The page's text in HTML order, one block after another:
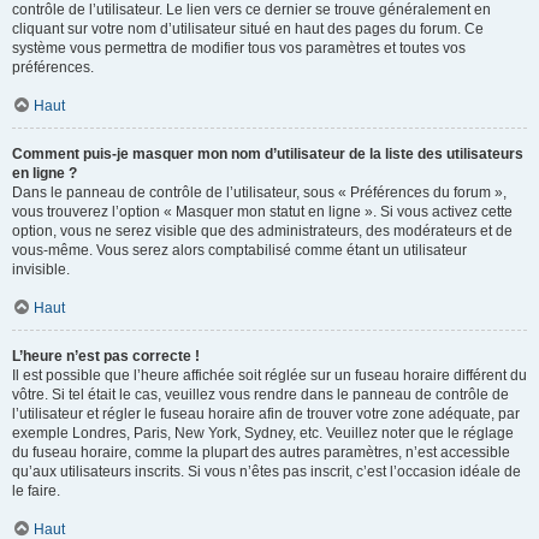
contrôle de l’utilisateur. Le lien vers ce dernier se trouve généralement en
cliquant sur votre nom d’utilisateur situé en haut des pages du forum. Ce
système vous permettra de modifier tous vos paramètres et toutes vos
préférences.
Haut
Comment puis-je masquer mon nom d’utilisateur de la liste des utilisateurs
en ligne ?
Dans le panneau de contrôle de l’utilisateur, sous « Préférences du forum »,
vous trouverez l’option « Masquer mon statut en ligne ». Si vous activez cette
option, vous ne serez visible que des administrateurs, des modérateurs et de
vous-même. Vous serez alors comptabilisé comme étant un utilisateur
invisible.
Haut
L’heure n’est pas correcte !
Il est possible que l’heure affichée soit réglée sur un fuseau horaire différent du
vôtre. Si tel était le cas, veuillez vous rendre dans le panneau de contrôle de
l’utilisateur et régler le fuseau horaire afin de trouver votre zone adéquate, par
exemple Londres, Paris, New York, Sydney, etc. Veuillez noter que le réglage
du fuseau horaire, comme la plupart des autres paramètres, n’est accessible
qu’aux utilisateurs inscrits. Si vous n’êtes pas inscrit, c’est l’occasion idéale de
le faire.
Haut